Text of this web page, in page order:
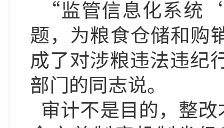
“监管信息化系统
题，为粮食仓储和
成了对涉粮违法违纪
部门的同志说。
审计不是目的，整